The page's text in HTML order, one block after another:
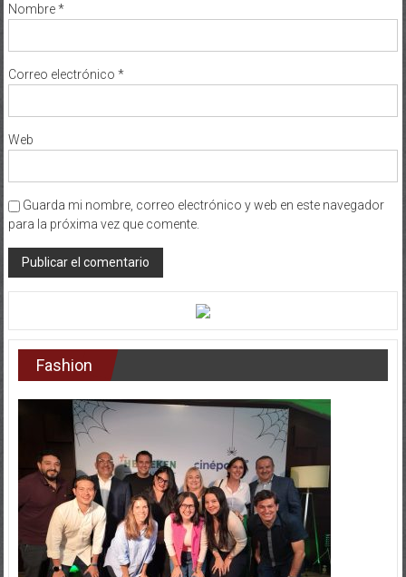
Nombre*
Correo electrónico *
Web
Guarda mi nombre, correo electrónico y web en este navegador
para la próxima vez que comente.
Fashion